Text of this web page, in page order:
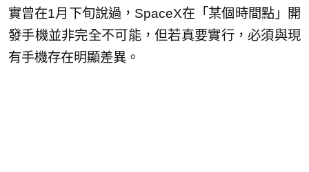
實曾在1月下旬說過，SpaceX在「某個時間點」開
發手機並非完全不可能，但若真要實行，必須與現
有手機存在明顯差異。